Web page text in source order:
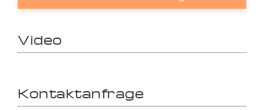
Video
Kontaktanfrage